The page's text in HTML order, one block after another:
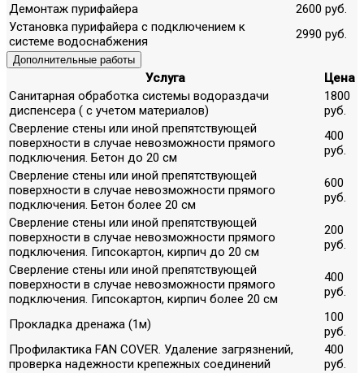
Демонтаж пурифайера
2600 руб.
Установка пурифайера с подключением к
системе водоснабжения
2990 руб.
Дополнительные работы
Услуга
Цена
Санитарная обработка системы водораздачи
диспенсера ( с учетом материалов)
1800
руб.
Сверление стены или иной препятствующей
поверхности в случае невозможности прямого
подключения. Бетон до 20 см
400
руб.
Сверление стены или иной препятствующей
поверхности в случае невозможности прямого
подключения. Бетон более 20 см
600
руб.
Сверление стены или иной препятствующей
поверхности в случае невозможности прямого
подключения. Гипсокартон, кирпич до 20 см
200
руб.
Сверление стены или иной препятствующей
поверхности в случае невозможности прямого
подключения. Гипсокартон, кирпич более 20 см
400
руб.
Прокладка дренажа (1м)
100
руб.
Профилактика FAN COVER. Удаление загрязнений,
проверка надежности крепежных соединений
400
руб.